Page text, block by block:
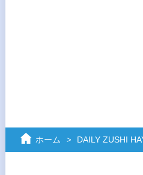
ホーム DAILY ZUSHI